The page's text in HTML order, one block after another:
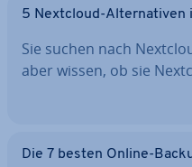
5 Nextcloud-Al­ter­na­ti­ven
Sie suchen nach
aber wissen, ob sie
Die 7 besten Online-